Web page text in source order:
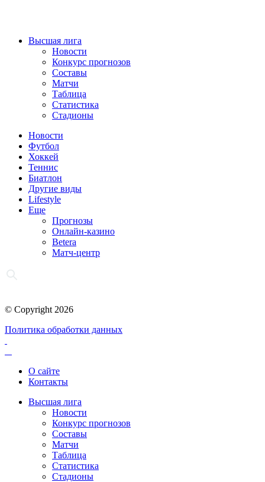
Высшая лига
Новости
Конкурс прогнозов
Составы
Матчи
Таблица
Статистика
Стадионы
Новости
Футбол
Хоккей
Теннис
Биатлон
Другие виды
Lifestyle
Еще
Прогнозы
Онлайн-казино
Betera
Матч-центр
© Copyright 2026
Политика обработки данных
О сайте
Контакты
Высшая лига
Новости
Конкурс прогнозов
Составы
Матчи
Таблица
Статистика
Стадионы